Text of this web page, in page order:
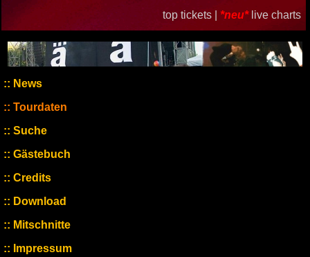
top tickets | *neu* live charts
News
Tourdaten
Suche
Gästebuch
Credits
Download
Mitschnitte
Impressum